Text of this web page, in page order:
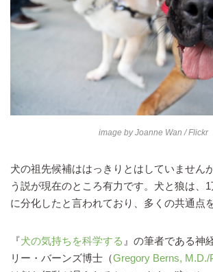
image byJoanne Wan / Flickr
犬の祖先候補ははっきりとはしていません
う説が現在のところ有力です。犬と狼は、
に分化したと言われており、多くの共通点
『犬の気持ちを科学する 』の筆者である神
リー・バーンズ博士（Gregory Berns, M.D./